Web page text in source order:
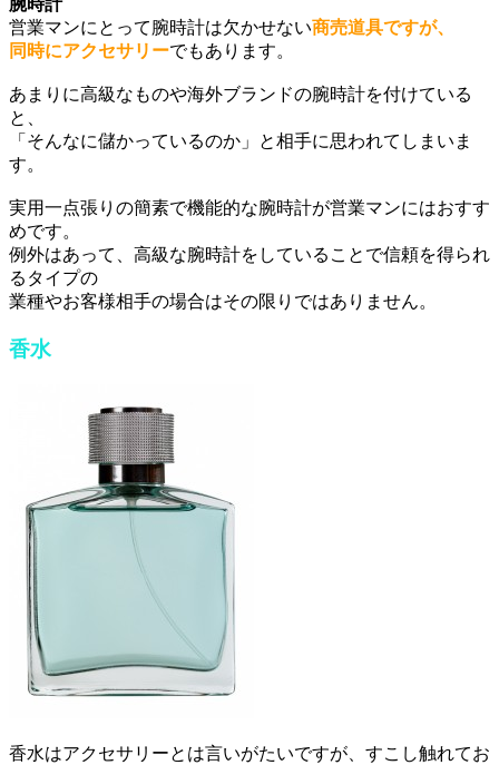
営業マンにとって腕時計は欠かせない商売道具ですが、
同時にアクセサリーでもあります。
あまりに高級なものや海外ブランドの腕時計を付けている
と、
「そんなに儲かっているのか」と相手に思われてしまいま
す。
実用一点張りの簡素で機能的な腕時計が営業マンにはおすす
めです。
例外はあって、高級な腕時計をしていることで信頼を得られ
るタイプの
業種やお客様相手の場合はその限りではありません。
香水
香水はアクセサリーとは言いがたいですが、すこし触れてお